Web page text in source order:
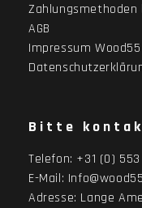
Zahlungsmethoden
AGB
Impressum Wood55
Bitte
Telefon: +31 (0)
E-Mail:
Adresse: Lange